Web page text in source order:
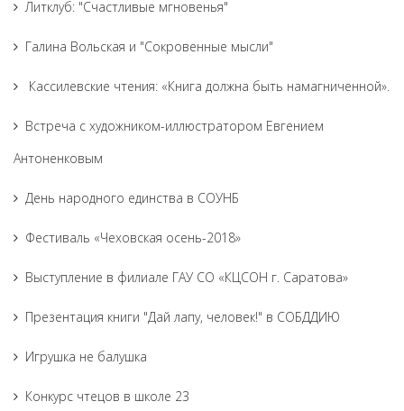
Литклуб: "Счастливые мгновенья"
Галина Вольская и "Сокровенные мысли"
Кассилевские чтения: «Книга должна быть намагниченной».
Встреча с художником-иллюстратором Евгением
Антоненковым
День народного единства в СОУНБ
Фестиваль «Чеховская осень-2018»
Выступление в филиале ГАУ СО «КЦСОН г. Саратова»
Презентация книги "Дай лапу, человек!" в СОБДДИЮ
Игрушка не балушка
Конкурс чтецов в школе 23